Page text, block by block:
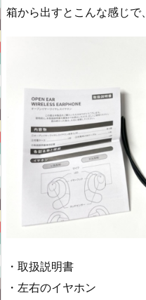
箱から出すとこんな感じで、
・取扱説明書
・左右のイヤホン